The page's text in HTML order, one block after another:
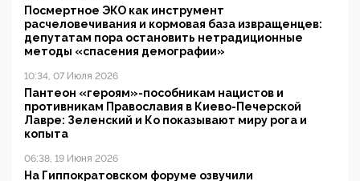
Посмертное ЭКО как инструмент
расчеловечивания и кормовая база извращенцев:
депутатам пора остановить нетрадиционные
методы «спасения демографии»
10:34, 07 Июля 2026
Пантеон «героям»-пособникам нацистов и
противникам Православия в Киево-Печерской
Лавре: Зеленский и Ко показывают миру рога и
копыта
06:38, 19 Июня 2026
На Гиппократовском форуме озвучили